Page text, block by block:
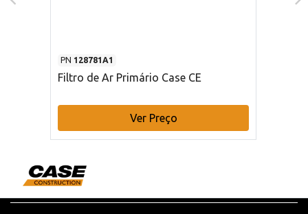
PN 128781A1
Filtro de Ar Primário Case CE
Ver Preço